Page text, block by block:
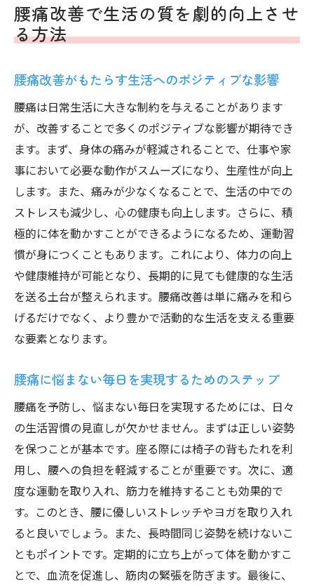
腰痛改善で生活の質を劇的向上させ
る方法
腰痛改善がもたらす生活へのポジティブな影響
腰痛は日常生活に大きな制約を与えることがあります
が、改善することで多くのポジティブな影響が期待でき
ます。まず、身体の痛みが軽減されることで、仕事や家
事において必要な動作がスムーズになり、生産性が向上
します。また、痛みが少なくなることで、生活の中での
ストレスも減少し、心の健康も向上します。さらに、積
極的に体を動かすことができるようになるため、運動習
慣が身につくこともあります。これにより、体力の向上
や健康維持が可能となり、長期的に見ても健康的な生活
を送る土台が整えられます。腰痛改善は単に痛みを和ら
げるだけでなく、より豊かで活動的な生活を支える重要
な要素となります。
腰痛に悩まない毎日を実現するためのステップ
腰痛を予防し、悩まない毎日を実現するためには、日々
の生活習慣の見直しが欠かせません。まずは正しい姿勢
を保つことが基本です。座る際には椅子の背もたれを利
用し、腰への負担を軽減することが重要です。次に、適
度な運動を取り入れ、筋力を維持することも効果的で
す。このとき、腰に優しいストレッチやヨガを取り入れ
ると良いでしょう。また、長時間同じ姿勢を続けないこ
ともポイントです。定期的に立ち上がって体を動かすこ
とで、血流を促進し、筋肉の緊張を防ぎます。最後に、